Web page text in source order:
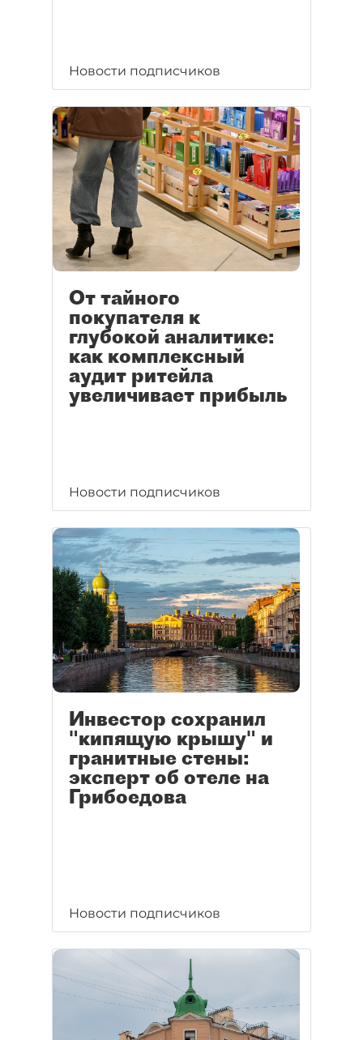
Новости подписчиков
От тайного
покупателя к
глубокой аналитике:
как комплексный
аудит ритейла
увеличивает прибыль
Новости подписчиков
Инвестор сохранил
"кипящую крышу" и
гранитные стены:
эксперт об отеле на
Грибоедова
Новости подписчиков